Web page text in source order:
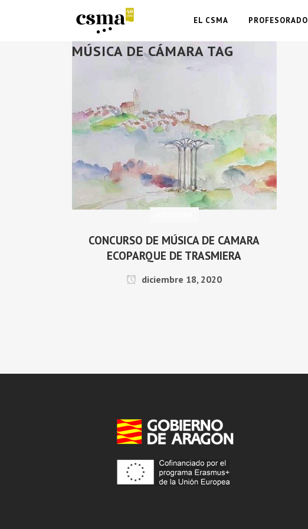
EL CSMA PROFESORADO
MÚSICA DE CÁMARA TAG
CONCURSO DE MÚSICA DE CAMARA
ECOPARQUE DE TRASMIERA
diciembre 18, 2020